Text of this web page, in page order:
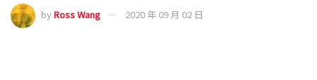
byRoss Wang 2020 年 09 月 02 日